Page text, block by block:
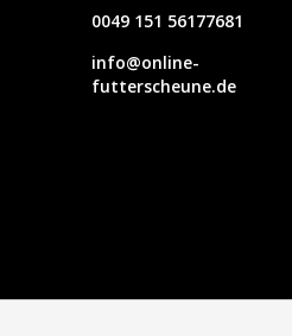
0049 151 56177681
info@online-
futterscheune.de